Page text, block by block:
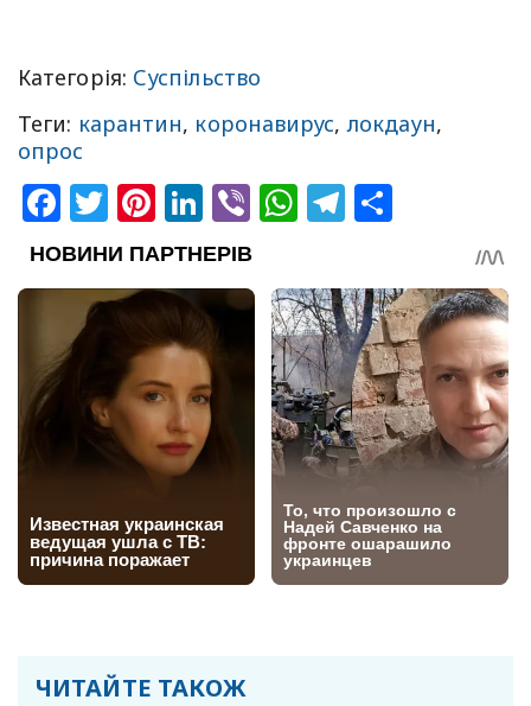
Категорія: Суспільство
Теги: карантин, коронавирус,локдаун,
опрос
Facebook
Twitter
Pinterest
LinkedIn
ViberWhatsApp
Telegram
ЧИТАЙТЕ ТАКОЖ